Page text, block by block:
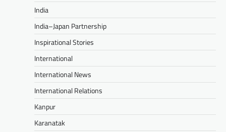
India
India–Japan Partnership
Inspirational Stories
International
International News
International Relations
Kanpur
Karanatak